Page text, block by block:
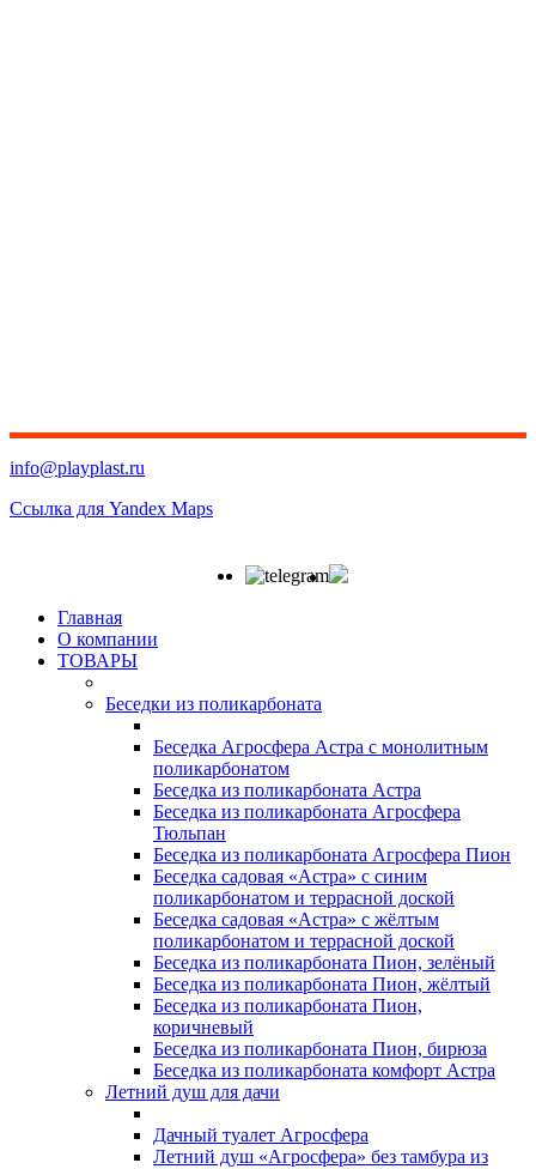
info@playplast.ru
Ссылка для Yandex Maps
Главная
О компании
ТОВАРЫ
Беседки из поликарбоната
Беседка Агросфера Астра с монолитным
поликарбонатом
Беседка из поликарбоната Астра
Беседка из поликарбоната Агросфера
Тюльпан
Беседка из поликарбоната Агросфера Пион
Беседка садовая «Астра» с синим
поликарбонатом и террасной доской
Беседка садовая «Астра» с жёлтым
поликарбонатом и террасной доской
Беседка из поликарбоната Пион, зелёный
Беседка из поликарбоната Пион, жёлтый
Беседка из поликарбоната Пион,
коричневый
Беседка из поликарбоната Пион, бирюза
Беседка из поликарбоната комфорт Астра
Летний душ для дачи
Дачный туалет Агросфера
Летний душ «Агросфера» без тамбура из